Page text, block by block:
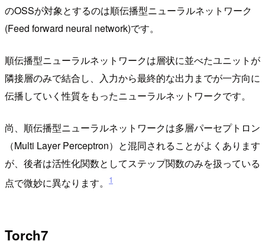
のOSSが対象とするのは順伝播型ニューラルネットワーク
(Feed forward neural network)です。
順伝播型ニューラルネットワークは層状に並べたユニットが
隣接層のみで結合し、入力から最終的な出力までが一方向に
伝播していく性質をもったニューラルネットワークです。
尚、順伝播型ニューラルネットワークは多層パーセプトロン
（Multi Layer Perceptron）と混同されることがよくあります
が、後者は活性化関数としてステップ関数のみを扱っている
点で微妙に異なります。
1
Torch7